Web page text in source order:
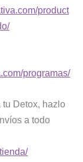
product
programas/
tu Detox, hazlo
a todo